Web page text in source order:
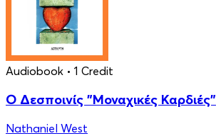
Audiobook • 1 Credit
Ο Δεσποινίς "Μοναχικές Καρδιές"
Nathaniel West